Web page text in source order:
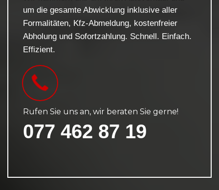
um die gesamte Abwicklung inklusive aller
Formalitäten, Kfz-Abmeldung, kostenfreier
Abholung und Sofortzahlung. Schnell. Einfach.
Effizient.
Rufen Sie uns an, wir beraten Sie gerne!
077 462 87 19